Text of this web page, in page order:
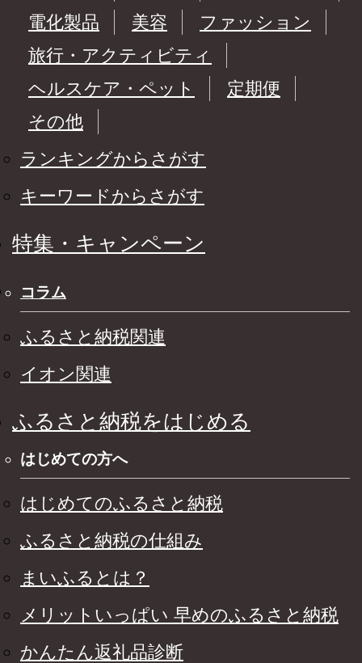
電化製品
美容
ファッション
旅行・アクティビティ
ヘルスケア・ペット
定期便
その他
ランキングからさがす
キーワードからさがす
特集・キャンペーン
コラム
ふるさと納税関連
イオン関連
ふるさと納税をはじめる
はじめての方へ
はじめてのふるさと納税
ふるさと納税の仕組み
まいふるとは？
メリットいっぱい 早めのふるさと納税
かんたん返礼品診断